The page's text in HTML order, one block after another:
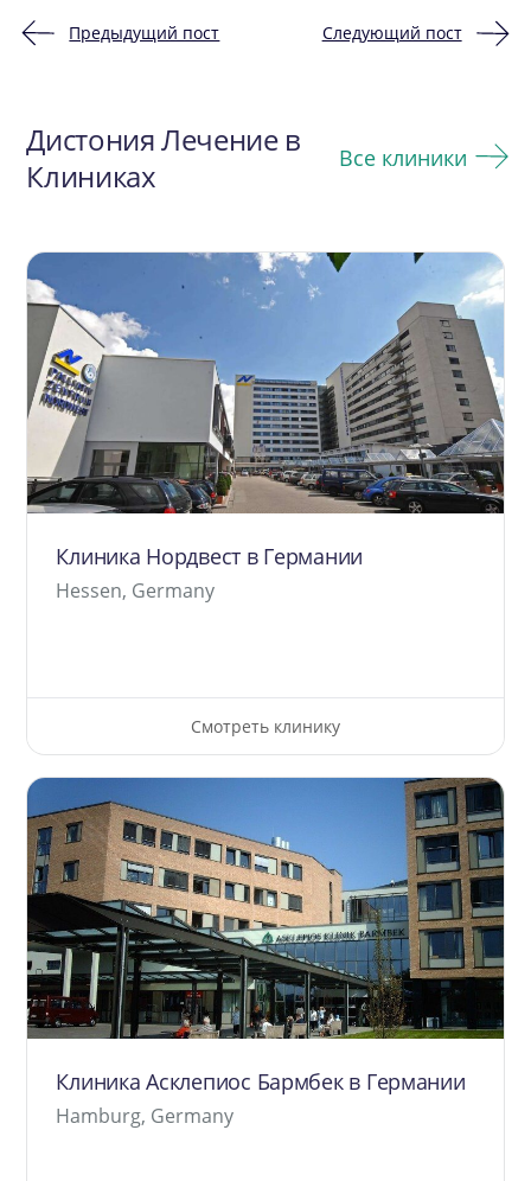
записям
Предыдущий пост Следующий пост
Дистония Лечение в
Клиниках
Все клиники
Клиника Нордвест в Германии
Hessen, Germany
Смотреть клинику
Клиника Асклепиос Бармбек в Германии
Hamburg, Germany